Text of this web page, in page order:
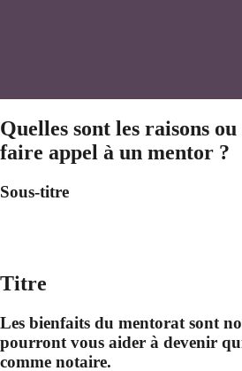
Quelles sont les raisons
faire appel à un mentor ?
Sous-titre
Titre
Les bienfaits du mentorat sont
pourront vous aider à devenir
comme notaire.